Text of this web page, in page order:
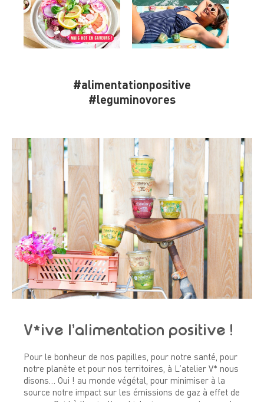
#alimentationpositive
#leguminovores
V*ive l’alimentation positive !
Pour le bonheur de nos papilles, pour notre santé, pour
notre planète et pour nos territoires, à L’atelier V* nous
disons… Oui ! au monde végétal, pour minimiser à la
source notre impact sur les émissions de gaz à effet de